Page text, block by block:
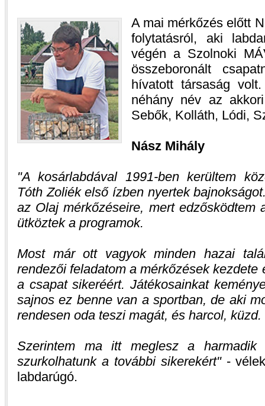
A mai mérkőzés előtt
folytatásról, aki
végén a Szolnoki
összeboronált
hívatott társaság
néhány név az
Sebők, Kolláth, Lódi,
Nász Mihály
A kosárlabdával 1991-ben kerültem
Tóth Zoliék első ízben nyertek
az Olaj mérkőzéseire, mert edzősködtem
ütköztek a programok.
Most már ott vagyok minden hazai
rendezői feladatom a mérkőzések kezdete
a csapat sikeréért. Játékosainkat
sajnos ez benne van a sportban, de aki
rendesen oda teszi magát, és harcol,
Szerintem ma itt meglesz a harmadik
szurkolhatunk a további sikerekért -
labdarúgó.